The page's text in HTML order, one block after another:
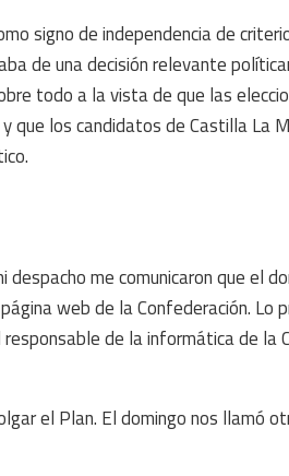
signo de independencia de
de una decisión relevante
todo a la vista de que las
que los candidatos de Castilla La
me comunicaron que el
web de la Confederación. Lo
de la informática de la
el Plan. El domingo nos llamó